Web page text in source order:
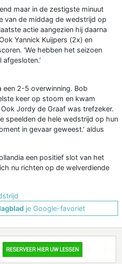
maar in de zestigste minuut
van de middag de wedstrijd op
actie aangezien hij daarna
Yannick Kuijpers (2x) en
‘We hebben het seizoen
een 2-5 overwinning. Bob
keer op stoom en kwam
Jordy de Graaf was trefzeker.
speelden de hele wedstrijd op hun
in gevaar geweest.’ aldus
een positief slot van het
nu richten op de welverdiende
je Google-favoriet